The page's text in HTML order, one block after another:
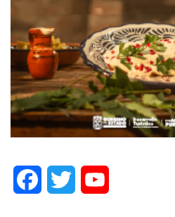
FacebookTwitter